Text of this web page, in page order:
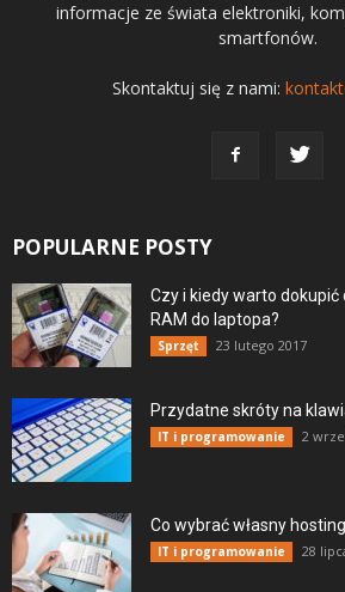
informacje ze świata elektroniki,
smartfonów.
Skontaktuj się z nami:
POPULARNE POSTY
Czy i kiedy warto
RAM do laptopa?
Sprzęt 23 lutego 2017
Przydatne skróty na
IT i programowanie 2
Co wybrać własny
IT i programowanie 28